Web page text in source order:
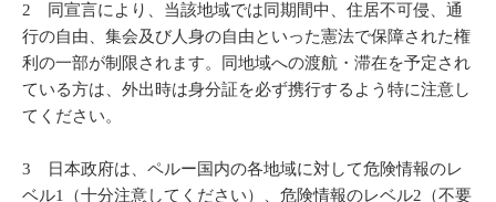
2 同宣言により、当該地域では同期間中、住居不可侵、通
行の自由、集会及び人身の自由といった憲法で保障された権
利の一部が制限されます。同地域への渡航・滞在を予定され
ている方は、外出時は身分証を必ず携行するよう特に注意し
てください。
3 日本政府は、ペルー国内の各地域に対して危険情報のレ
ベル1（十分注意してください）、危険情報のレベル2（不要